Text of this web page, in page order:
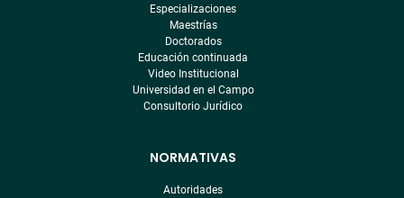
Especializaciones
Maestrías
Doctorados
Educación continuada
Video Institucional
Universidad en el Campo
Consultorio Jurídico
NORMATIVAS
Autoridades